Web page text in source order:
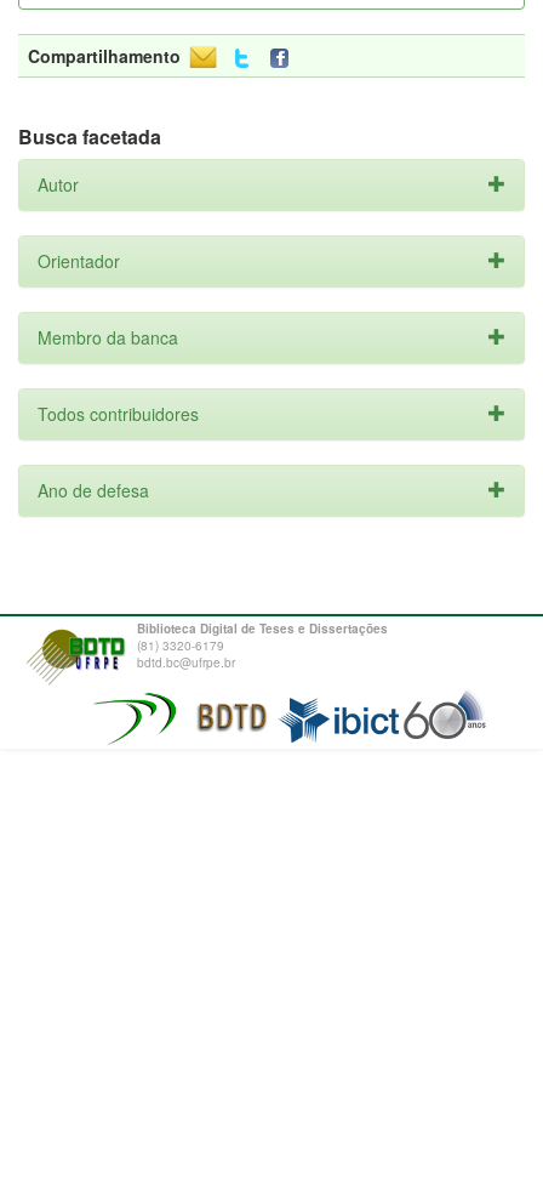
Compartilhamento
Busca facetada
Autor
Orientador
Membro da banca
Todos contribuidores
Ano de defesa
Biblioteca Digital de Teses e Dissertações
(81) 3320-6179
bdtd.bc@ufrpe.br